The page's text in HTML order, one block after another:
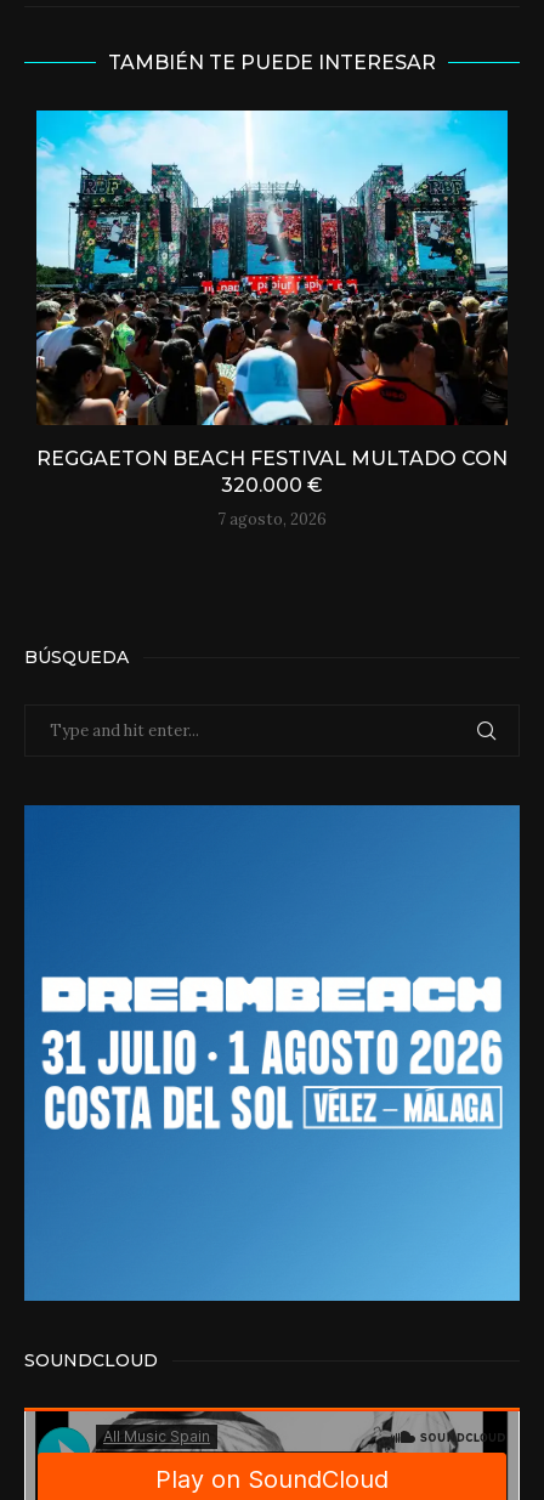
TAMBIÉN TE PUEDE INTERESAR
REGGAETON BEACH FESTIVAL MULTADO CON
320.000 €
7 agosto, 2026
BÚSQUEDA
SOUNDCLOUD